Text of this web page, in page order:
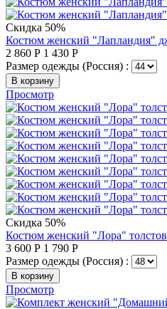
Скидка 50%
Костюм женский "Лапландия"
2 860 Р 1 430 Р
Размер одежды (Россия) :
В корзину
Просмотр
Скидка 50%
Костюм женский "Лора"
3 600 Р 1 790 Р
Размер одежды (Россия) :
В корзину
Просмотр